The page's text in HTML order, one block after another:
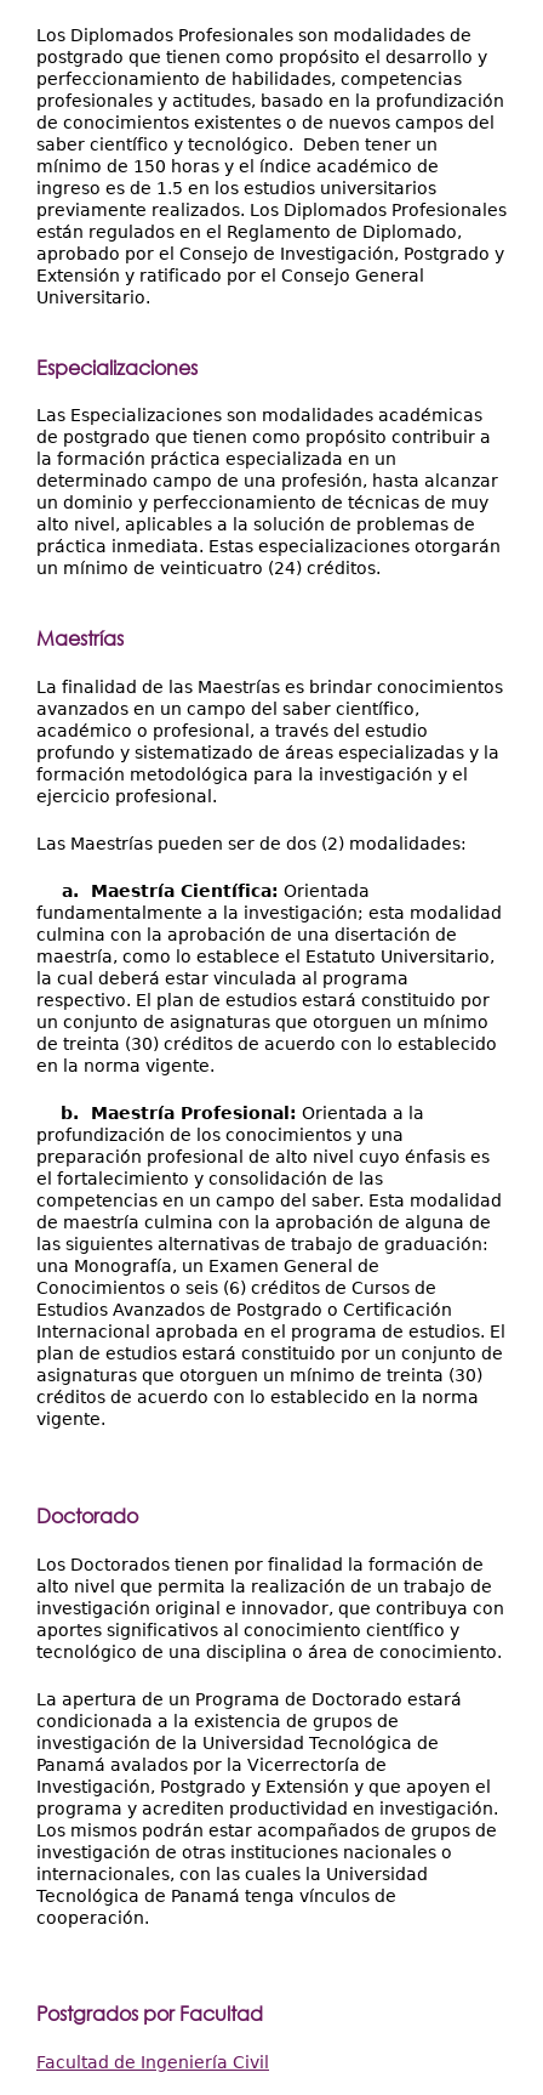
Los Diplomados Profesionales son modalidades de
postgrado que tienen como propósito el desarrollo y
perfeccionamiento de habilidades, competencias
profesionales y actitudes, basado en la profundización
de conocimientos existentes o de nuevos campos del
saber científico y tecnológico. Deben tener un
mínimo de 150 horas y el índice académico de
ingreso es de 1.5 en los estudios universitarios
previamente realizados. Los Diplomados Profesionales
están regulados en el Reglamento de Diplomado,
aprobado por el Consejo de Investigación, Postgrado y
Extensión y ratificado por el Consejo General
Universitario.
Especializaciones
Las Especializaciones son modalidades académicas
de postgrado que tienen como propósito contribuir a
la formación práctica especializada en un
determinado campo de una profesión, hasta alcanzar
un dominio y perfeccionamiento de técnicas de muy
alto nivel, aplicables a la solución de problemas de
práctica inmediata. Estas especializaciones otorgarán
un mínimo de veinticuatro (24) créditos.
Maestrías
La finalidad de las Maestrías es brindar conocimientos
avanzados en un campo del saber científico,
académico o profesional, a través del estudio
profundo y sistematizado de áreas especializadas y la
formación metodológica para la investigación y el
ejercicio profesional.
Las Maestrías pueden ser de dos (2) modalidades:
a. Maestría Científica: Orientada
fundamentalmente a la investigación; esta modalidad
culmina con la aprobación de una disertación de
maestría, como lo establece el Estatuto Universitario,
la cual deberá estar vinculada al programa
respectivo. El plan de estudios estará constituido por
un conjunto de asignaturas que otorguen un mínimo
de treinta (30) créditos de acuerdo con lo establecido
en la norma vigente.
b. Maestría Profesional: Orientada a la
profundización de los conocimientos y una
preparación profesional de alto nivel cuyo énfasis es
el fortalecimiento y consolidación de las
competencias en un campo del saber. Esta modalidad
de maestría culmina con la aprobación de alguna de
las siguientes alternativas de trabajo de graduación:
una Monografía, un Examen General de
Conocimientos o seis (6) créditos de Cursos de
Estudios Avanzados de Postgrado o Certificación
Internacional aprobada en el programa de estudios. El
plan de estudios estará constituido por un conjunto de
asignaturas que otorguen un mínimo de treinta (30)
créditos de acuerdo con lo establecido en la norma
vigente.
Doctorado
Los Doctorados tienen por finalidad la formación de
alto nivel que permita la realización de un trabajo de
investigación original e innovador, que contribuya con
aportes significativos al conocimiento científico y
tecnológico de una disciplina o área de conocimiento.
La apertura de un Programa de Doctorado estará
condicionada a la existencia de grupos de
investigación de la Universidad Tecnológica de
Panamá avalados por la Vicerrectoría de
Investigación, Postgrado y Extensión y que apoyen el
programa y acrediten productividad en investigación.
Los mismos podrán estar acompañados de grupos de
investigación de otras instituciones nacionales o
internacionales, con las cuales la Universidad
Tecnológica de Panamá tenga vínculos de
cooperación.
Postgrados por Facultad
Facultad de Ingeniería Civil